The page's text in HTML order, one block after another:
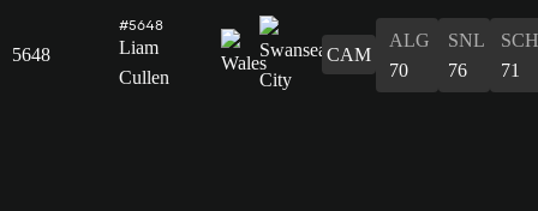
5648
#5648
Liam
Cullen
CAM
ALG
70
SNL
76
SCH
71